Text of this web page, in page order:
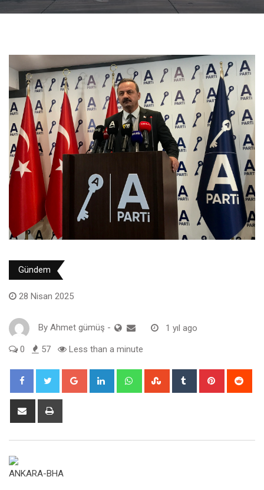
Gündem
28 Nisan 2025
By Ahmet gümüş - 1 yıl ago
0 57 Less than a minute
Google+ LinkedIn WhatsappStumbleUpon
Tumblr Pinterest
Share
ANKARA-BHA